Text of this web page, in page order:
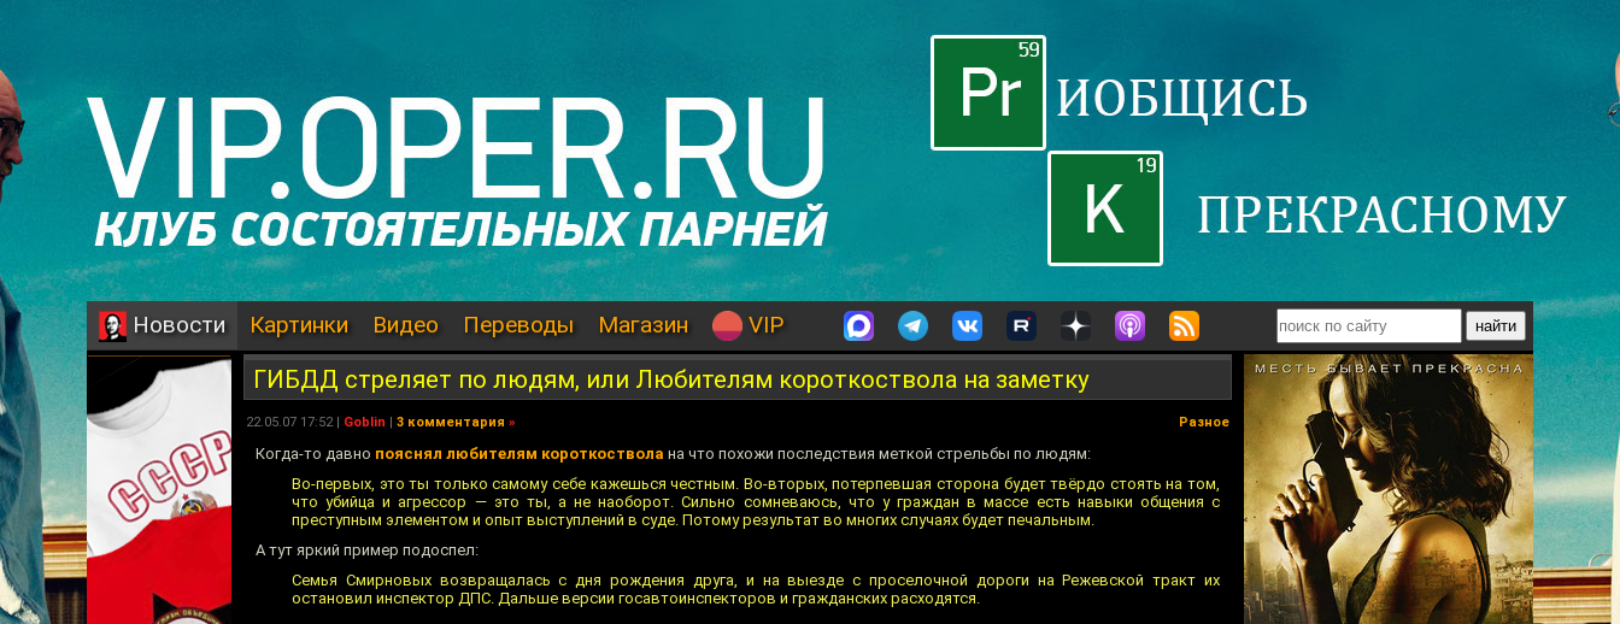
Новости Картинки Видео Переводы Магазин VIP
ГИБДД стреляет по людям, или Любителям короткоствола на заметку
22.05.07 17:52 | Goblin | 3 комментария » Разное
Когда-то давно пояснял любителям короткоствола на что похожи последствия меткой стрельбы по людям:
Во-первых, это ты только самому себе кажешься честным. Во-вторых, потерпевшая сторона будет твёрдо стоять на том,
что убийца и агрессор — это ты, а не наоборот. Сильно сомневаюсь, что у граждан в массе есть навыки общения с
преступным элементом и опыт выступлений в суде. Потому результат во многих случаях будет печальным.
А тут яркий пример подоспел:
Семья Смирновых возвращалась с дня рождения друга, и на выезде с проселочной дороги на Режевской тракт их
остановил инспектор ДПС. Дальше версии госавтоинспекторов и гражданских расходятся.